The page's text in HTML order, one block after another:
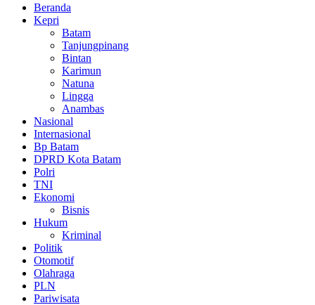
Beranda
Kepri
Batam
Tanjungpinang
Bintan
Karimun
Natuna
Lingga
Anambas
Nasional
Internasional
Bp Batam
DPRD Kota Batam
Polri
TNI
Ekonomi
Bisnis
Hukum
Kriminal
Politik
Otomotif
Olahraga
PLN
Pariwisata